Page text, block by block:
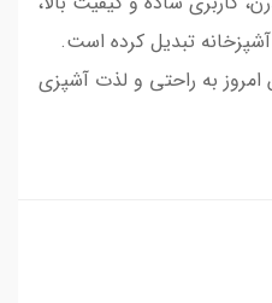
آشپزخانه تبدیل کرده است.
به راحتی و لذت آشپزی